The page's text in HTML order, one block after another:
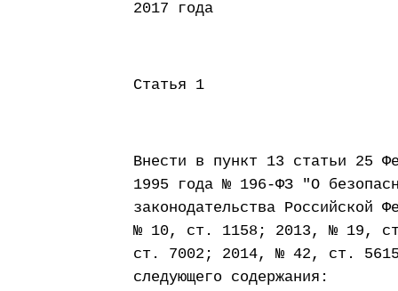
2017 года
Статья 1
Внести в пункт 13 статьи 25
1995 года № 196-ФЗ "О
законодательства
№ 10, ст. 1158; 2013, № 19,
ст. 7002; 2014, № 42, ст.
следующего содержания: